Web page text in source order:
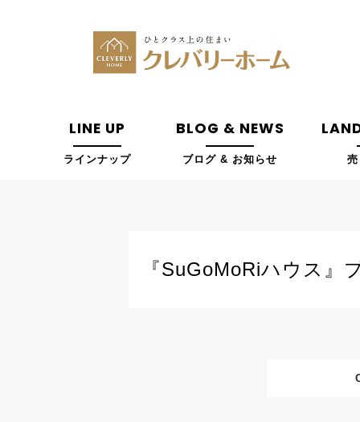
LINE UP
ラインナップ
BLOG & NEWS
ブログ & お知らせ
『SuGoMoRiハウス』